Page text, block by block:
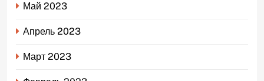
Май 2023
Апрель 2023
Март 2023